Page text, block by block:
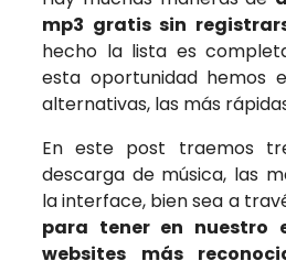
mp3 gratis sin
hecho la lista es
esta oportunidad hemos
alternativas, las más
En este post traemos
descarga de música, las
la interface, bien sea a
para tener en nuestro
websites más